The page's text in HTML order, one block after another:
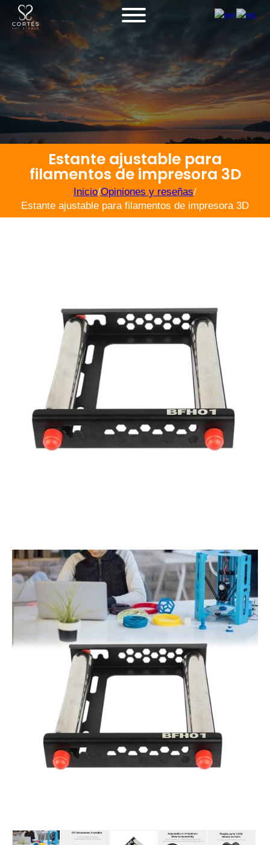
Estante ajustable para
filamentos de impresora 3D
Inicio/Opiniones y reseñas/
Estante ajustable para filamentos de impresora 3D